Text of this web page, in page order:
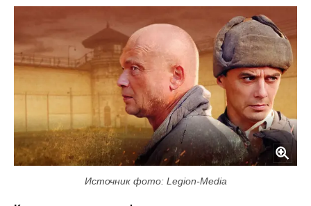
Источник фото: Legion-Media